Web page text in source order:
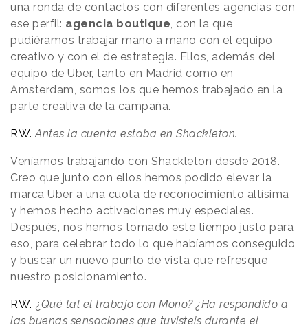
una ronda de contactos con diferentes agencias con
ese perfil: agencia boutique, con la que
pudiéramos trabajar mano a mano con el equipo
creativo y con el de estrategia. Ellos, además del
equipo de Uber, tanto en Madrid como en
Amsterdam, somos los que hemos trabajado en la
parte creativa de la campaña.
RW.Antes la cuenta estaba en Shackleton.
Veníamos trabajando con Shackleton desde 2018.
Creo que junto con ellos hemos podido elevar la
marca Uber a una cuota de reconocimiento altísima
y hemos hecho activaciones muy especiales.
Después, nos hemos tomado este tiempo justo para
eso, para celebrar todo lo que habíamos conseguido
y buscar un nuevo punto de vista que refresque
nuestro posicionamiento.
RW. ¿Qué tal el trabajo con Mono? ¿Ha respondido a
las buenas sensaciones que tuvisteis durante el